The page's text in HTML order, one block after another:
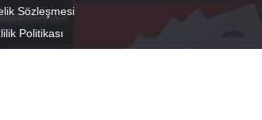
Sözleşmesi
Politikası